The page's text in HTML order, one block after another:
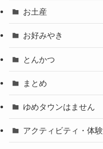
お土産
お好みやき
とんかつ
まとめ
ゆめタウンはません
アクティビティ・体験